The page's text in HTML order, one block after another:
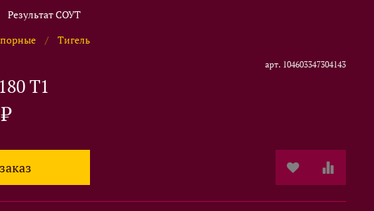
Результат СОУТ
Тигель
арт. 104603347304143
T1